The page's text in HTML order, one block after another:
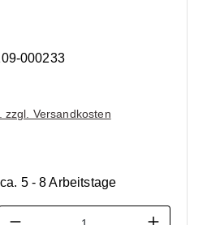
000233
zzgl. Versandkosten
ca. 5 - 8 Arbeitstage
Anzahl: Gib den